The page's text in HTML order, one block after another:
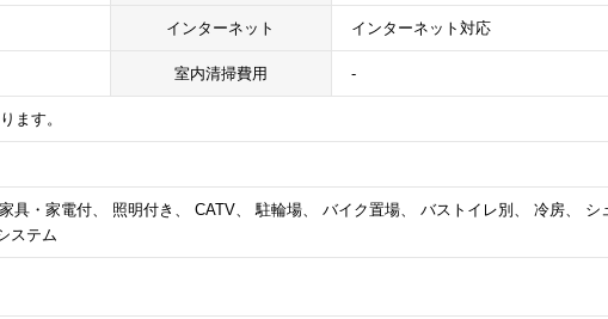
インターネット インターネット対応
室内清掃費用 -
ます。
具・家電付、 照明付き、 CATV、 駐輪場、 バイク置場、 バストイレ別、 冷房、 シ
ステム